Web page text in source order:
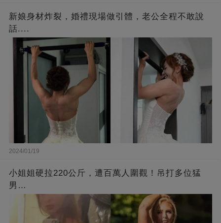
新娘身材炸裂，婚禮現場做引體，老公全程不敢說
話....
2024/01/19
小姐姐硬拉220公斤，遭百萬人圍觀！吊打多位猛
男…